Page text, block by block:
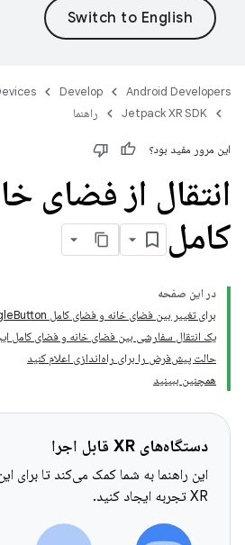
Android Developers
Develop
Jetpack XR SDK
راهنما
این مرور مفید بود؟
انتقال از فضای
کامل
در این صفحه
برای تغییر بین فضای خانه و فضای کامل SpaceToggleButton استفاده کنید.
یک انتقال سفارشی بین فضای خانه و فضای کامل
حالت پیش‌فرض را برای راه‌اندازی اعلام کنید
همچنین ببینید
دستگاه‌های XR قابل اجرا
این راهنما به شما کمک می‌کند تا برای
XR تجربه ایجاد کنید.